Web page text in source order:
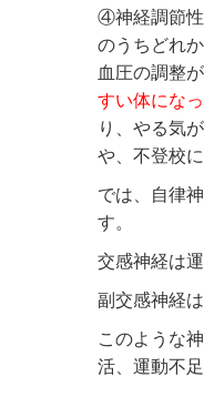
④神経調節
のうちどれ
血圧の調整
すい体にな
り、やる気
や、不登校
では、自律
す。
交感神経は
副交感神経
このような
活、運動不